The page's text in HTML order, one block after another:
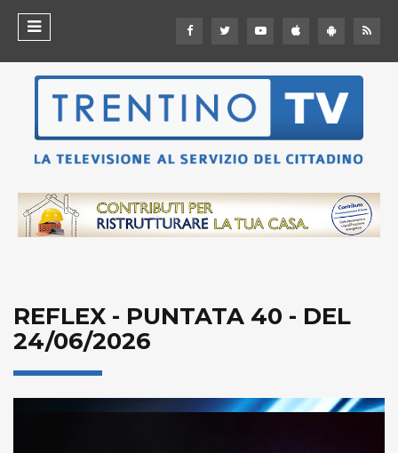
REFLEX - PUNTATA 40 - DEL
24/06/2026